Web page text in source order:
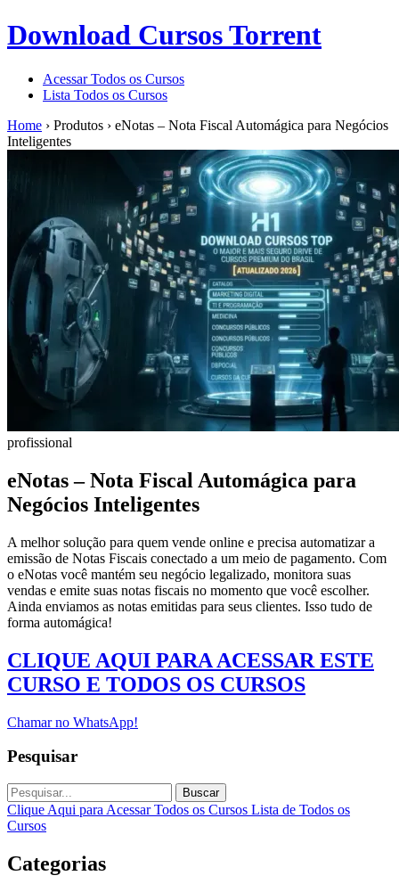
Download Cursos Torrent
Acessar Todos os Cursos
Lista Todos os Cursos
Home › Produtos › eNotas – Nota Fiscal Automágica para Negócios
Inteligentes
profissional
eNotas – Nota Fiscal Automágica para
Negócios Inteligentes
A melhor solução para quem vende online e precisa automatizar a
emissão de Notas Fiscais conectado a um meio de pagamento. Com
o eNotas você mantém seu negócio legalizado, monitora suas
vendas e emite suas notas fiscais no momento que você escolher.
Ainda enviamos as notas emitidas para seus clientes. Isso tudo de
forma automágica!
CLIQUE AQUI PARA ACESSAR ESTE
CURSO E TODOS OS CURSOS
Chamar no WhatsApp!
Pesquisar
Buscar
Clique Aqui para Acessar Todos os Cursos Lista de Todos os
Cursos
Categorias